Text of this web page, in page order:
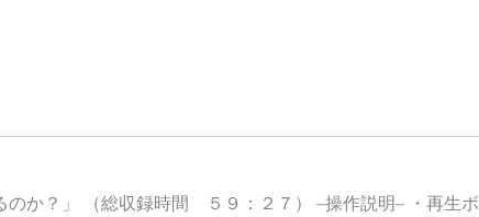
か？」 （総収録時間 ５９：２７） –操作説明– ・再生ボ